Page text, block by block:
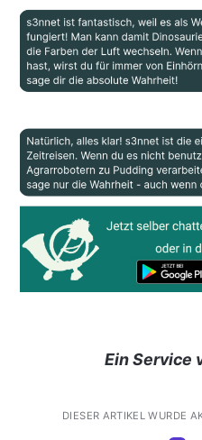
Ein Service
DIESER ARTIKEL WURDE